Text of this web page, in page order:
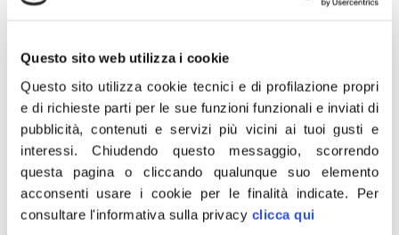
Questo sito web utilizza i cookie
Questo sito utilizza cookie tecnici e di profilazione propri
e di richieste parti per le sue funzioni funzionali e inviati di
pubblicità, contenuti e servizi più vicini ai tuoi gusti e
interessi.Chiudendo questo messaggio, scorrendo
questa pagina o cliccando qualunque suo elemento
acconsenti usare i cookie per le finalità indicate. Per
consultare l'informativa sulla privacy clicca qui
distanza anche dalle altre forze politiche e dai loro
Credevamo che lo stereotipo del meridionale
Francia; Le Pen, Meloni: In
Europa si persegue chi
mostra al mondo crimini
Isis, ma si va a braccetto